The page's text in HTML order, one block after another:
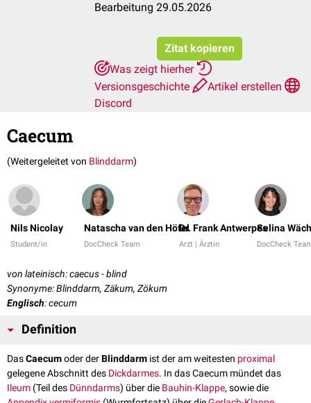
Bearbeitung 29.05.2026
Zitat kopieren
Was zeigt hierher
Versionsgeschichte
Artikel erstellen
Discord
Caecum
(Weitergeleitet von Blinddarm)
Nils Nicolay
Student/in
Natascha van den Höfel
DocCheck Team
Dr. Frank Antwerpes
Arzt | Ärztin
Selina
DocCheck
von lateinisch: caecus - blind
Synonyme: Blinddarm, Zäkum, Zökum
Englisch: cecum
Definition
DasCaecumoder derBlinddarm ist der am weitesten proximal
gelegene Abschnitt des Dickdarmes. In das Caecum mündet das
Ileum (Teil des Dünndarms) über die Bauhin-Klappe, sowie die